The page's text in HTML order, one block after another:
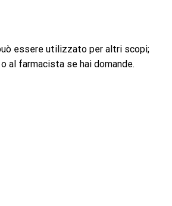
essere utilizzato per altri scopi;
al farmacista se hai domande.